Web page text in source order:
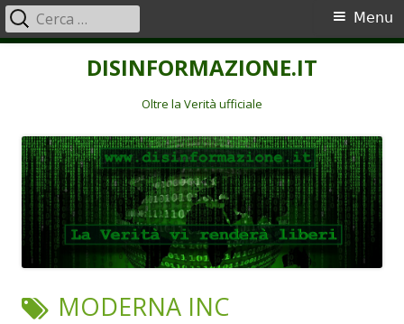
DISINFORMAZIONE.IT
Oltre la Verità ufficiale
Menu
principale
Menu
Ricerca
per:
TAG:
MODERNA INC